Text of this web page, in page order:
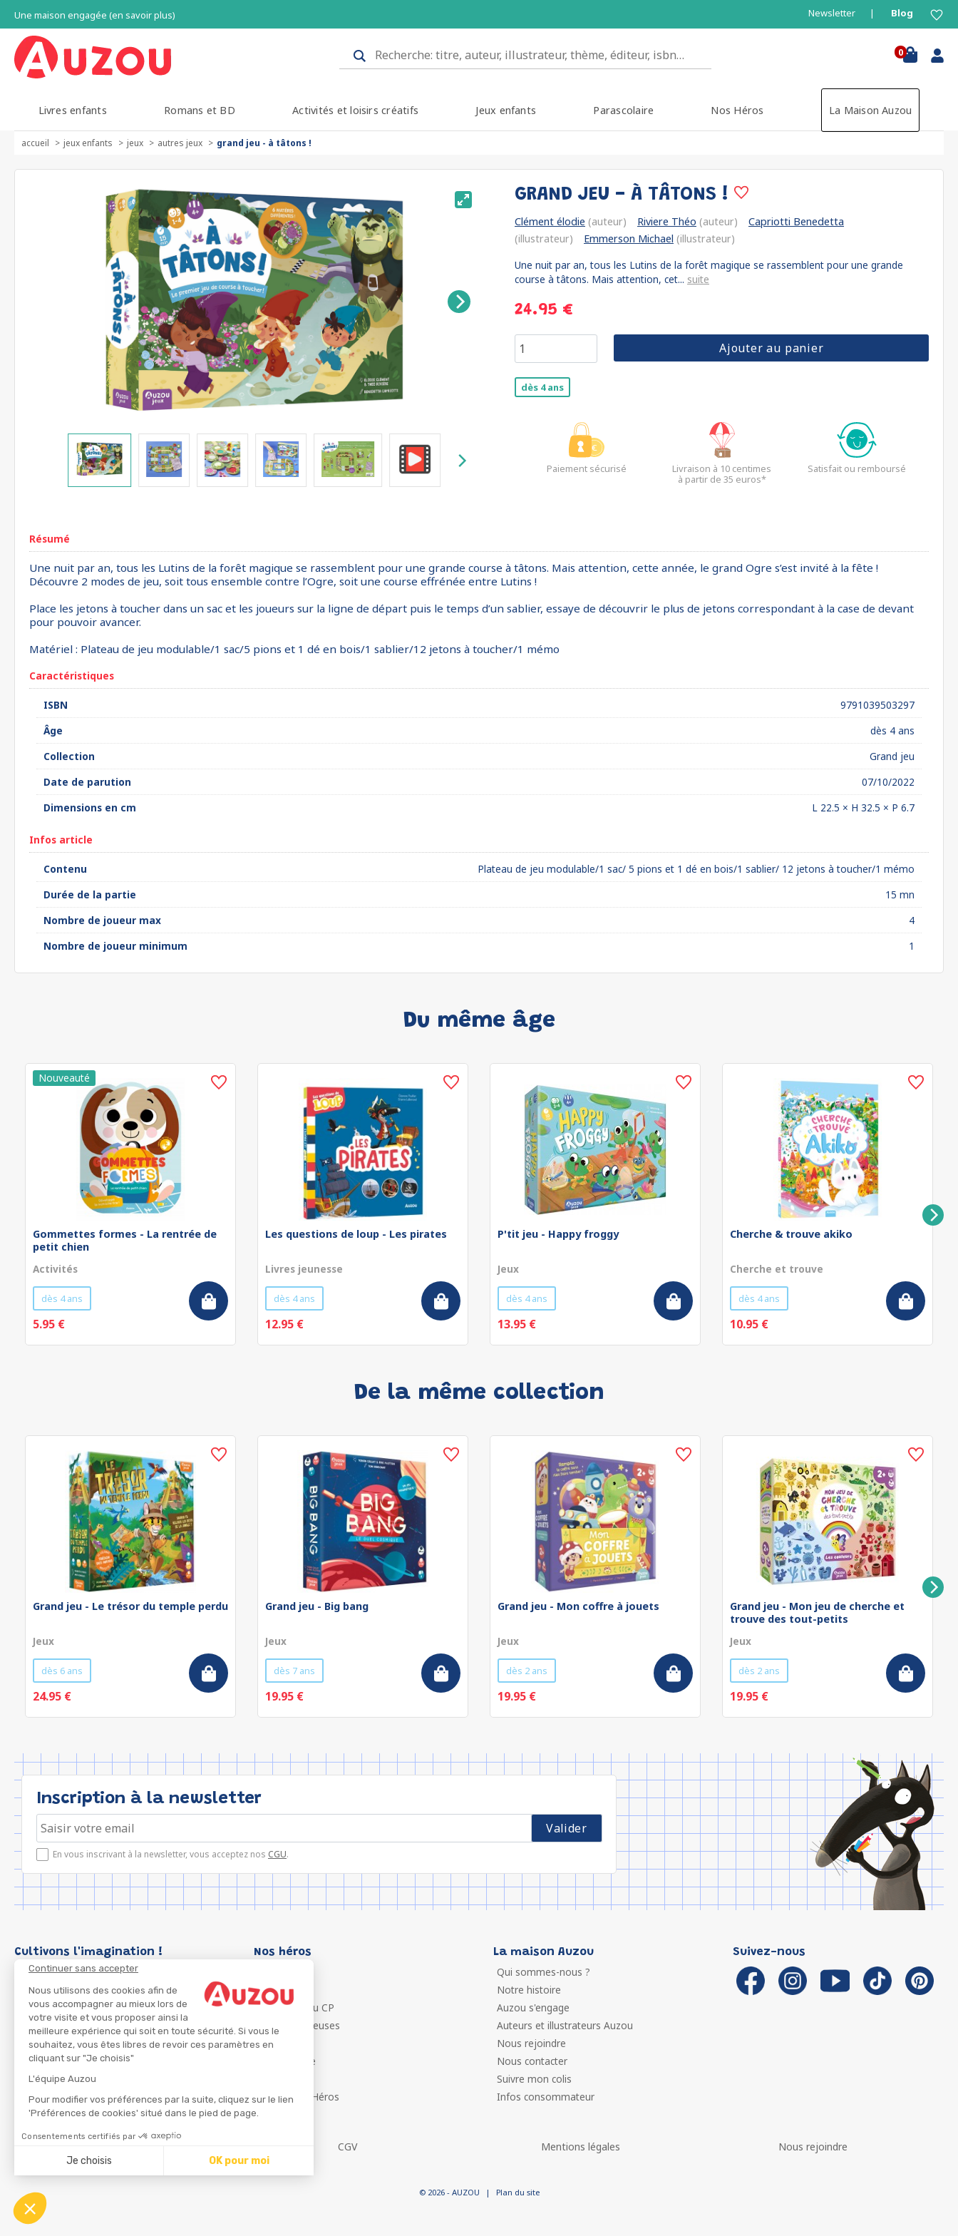
Continuer sans accepter
Nous utilisons des cookies afin de
vous accompagner au mieux lors de
votre visite et vous proposer ainsi la
meilleure expérience qui soit en toute sécurité. Si vous le
souhaitez, vous êtes libres de revoir ces paramètres en
cliquant sur "Je choisis"
L'équipe Auzou
Pour modifier vos préférences par la suite, cliquez sur le lien
'Préférences de cookies' situé dans le pied de page.
Consentements certifiés par
Je choisis OK pour moi
Notre plateforme vous permet d'adapter et de gérer vos paramètres de confidentialité, en garantissant la conformité avec les réglementations. Personnalisez vos
Une maison engagée (en savoir plus) Newsletter Blog
0
Livres enfants Romans et BD Activités et loisirs créatifs Jeux enfants Parascolaire Nos Héros La Maison Auzou
accueil jeux enfants jeux autres jeux grand jeu - à tâtons !
GRAND JEU - À TÂTONS !
Clément élodie (auteur) Riviere Théo (auteur)
Capriotti Benedetta
(illustrateur)
Emmerson Michael (illustrateur)
Une nuit par an, tous les Lutins de la forêt magique se rassemblent pour une grande
course à tâtons. Mais attention, cet... suite
24.95 €
Ajouter au panier
dès 4 ans
Paiement sécurisé
Livraison à 10 centimes
à partir de 35 euros*
Satisfait ou remboursé
Résumé
Une nuit par an, tous les Lutins de la forêt magique se rassemblent pour une grande course à tâtons. Mais attention, cette année, le grand Ogre s’est invité à la fête !
Découvre 2 modes de jeu, soit tous ensemble contre l’Ogre, soit une course effrénée entre Lutins !
Place les jetons à toucher dans un sac et les joueurs sur la ligne de départ puis le temps d’un sablier, essaye de découvrir le plus de jetons correspondant à la case de devant
pour pouvoir avancer.
Matériel : Plateau de jeu modulable/1 sac/5 pions et 1 dé en bois/1 sablier/12 jetons à toucher/1 mémo
Caractéristiques
ISBN
9791039503297
Âge
dès 4 ans
Collection
Grand jeu
Date de parution
07/10/2022
Dimensions en cm
L 22.5 × H 32.5 × P 6.7
Infos article
Contenu
Plateau de jeu modulable/1 sac/ 5 pions et 1 dé en bois/1 sablier/ 12 jetons à toucher/1 mémo
Durée de la partie
15 mn
Nombre de joueur max
4
Nombre de joueur minimum
1
Du même âge
Gommettes formes - La rentrée de
petit chien
Activités
dès 4 ans
5.95 €
Les questions de loup - Les pirates
Livres jeunesse
dès 4 ans
12.95 €
P'tit jeu - Happy froggy
Jeux
dès 4 ans
13.95 €
Cherche & trouve akiko
Cherche et trouve
dès 4 ans
10.95 €
De la même collection
Grand jeu - Le trésor du temple perdu
Jeux
dès 6 ans
24.95 €
Grand jeu - Big bang
Jeux
dès 7 ans
19.95 €
Grand jeu - Mon coffre à jouets
Jeux
dès 2 ans
19.95 €
Grand jeu - Mon jeu de cherche et
trouve des tout-petits
Jeux
dès 2 ans
19.95 €
Inscription à la newsletter
En vous inscrivant à la newsletter, vous acceptez nos CGU.
Cultivons l'imagination ! Nos héros
P'tit Loup
Les Héros du CP
Les Influenceuses
Migali
Petite Taupe
Ma Boîte à Héros
La maison Auzou
Qui sommes-nous ?
Notre histoire
Auzou s'engage
Auteurs et illustrateurs Auzou
Nous rejoindre
Nous contacter
Suivre mon colis
Infos consommateur
Suivez-nous
CGV Mentions légales Nous rejoindre
© 2026 - AUZOU | Plan du site